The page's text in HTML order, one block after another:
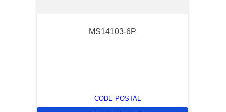
MS14103-6P
CODE POSTAL